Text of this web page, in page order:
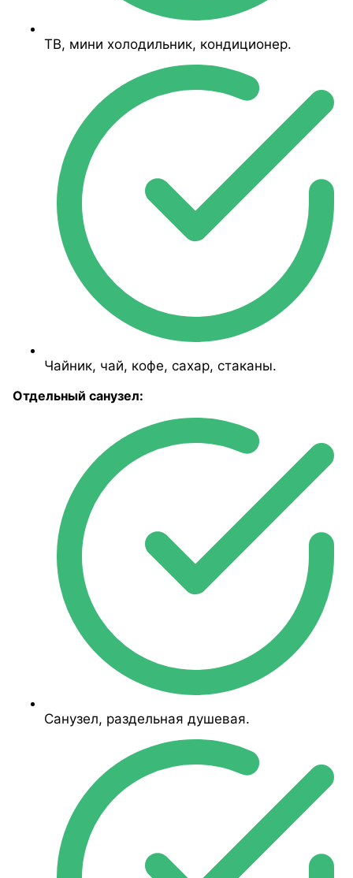
ТВ, мини холодильник, кондиционер.
Чайник, чай, кофе, сахар, стаканы.
Отдельный санузел:
Санузел, раздельная душевая.